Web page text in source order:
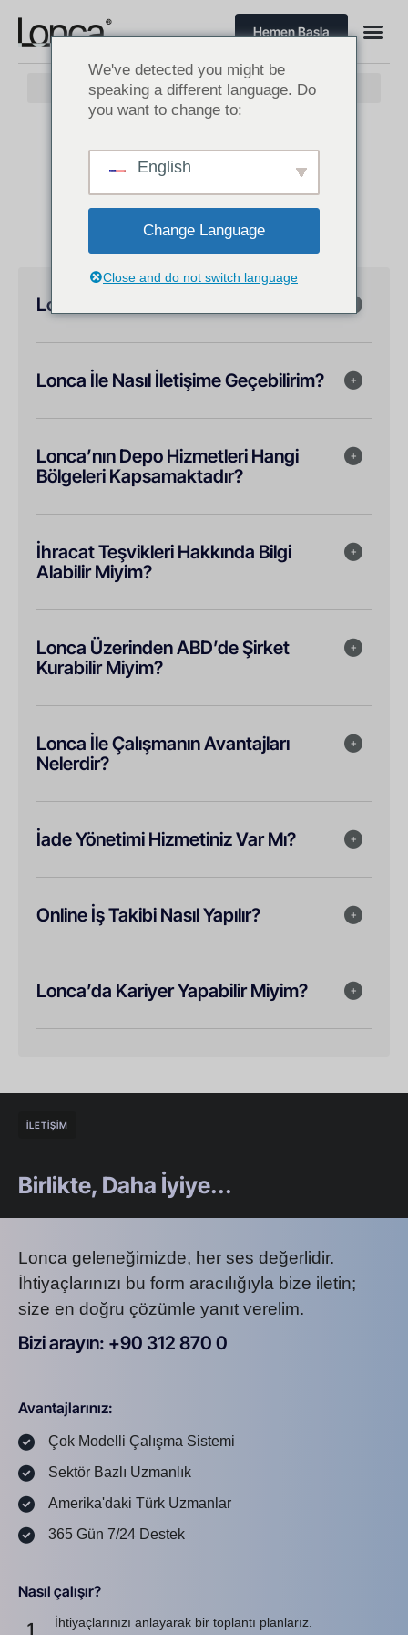
Hemen Başla
Sıkça Sorulan Sorular
Lonca Nedir?
Lonca İle Nasıl İletişime Geçebilirim?
Lonca’nın Depo Hizmetleri Hangi
Bölgeleri Kapsamaktadır?
İhracat Teşvikleri Hakkında Bilgi
Alabilir Miyim?
Lonca Üzerinden ABD’de Şirket
Kurabilir Miyim?
Lonca İle Çalışmanın Avantajları
Nelerdir?
İade Yönetimi Hizmetiniz Var Mı?
Online İş Takibi Nasıl Yapılır?
Lonca’da Kariyer Yapabilir Miyim?
İLETİŞİM
Birlikte, Daha İyiye...
Lonca geleneğimizde, her ses değerlidir.
İhtiyaçlarınızı bu form aracılığıyla bize iletin;
size en doğru çözümle yanıt verelim.
Bizi arayın: +90 312 870 0
Avantajlarınız:
Çok Modelli Çalışma Sistemi
Sektör Bazlı Uzmanlık
Amerika'daki Türk Uzmanlar
365 Gün 7/24 Destek
Nasıl çalışır?
1 İhtiyaçlarınızı anlayarak bir toplantı planlarız.
We've detected you might be
speaking a different language. Do
you want to change to:
English
Change Language
Close and do not switch language